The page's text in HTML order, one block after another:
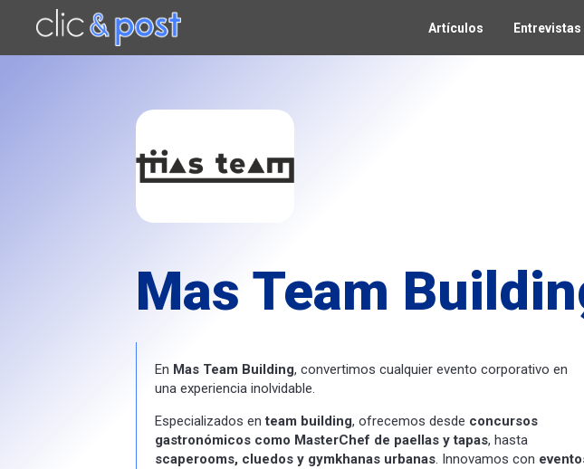
Artículos Entrevistas
Mas Team
En Mas Team Building, convertimos cualquier evento corporativo en
una experiencia inolvidable.
Especializados enteam building, ofrecemos desde concursos
gastronómicos como MasterChef de paellas y tapas, hasta
scaperooms, cluedos y gymkhanas urbanas. Innovamos con